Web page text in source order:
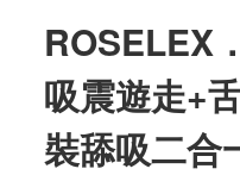
ROSELEX
吸震遊走+
裝舔吸二合